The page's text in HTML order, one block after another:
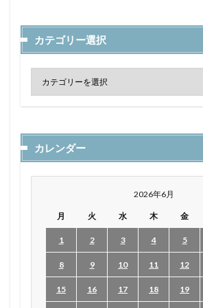
カテゴリー選択
カレンダー
2026年6月
月 火 水 木 金
1 2 3 4 5
8 9 10 11 12
15 16 17 18 19